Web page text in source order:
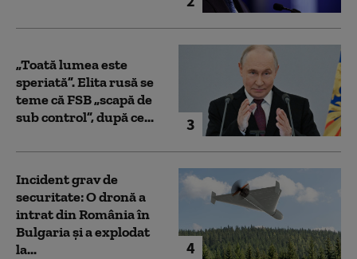
3
„Toată lumea este
speriată”. Elita rusă se
teme că FSB „scapă de
sub control”, după ce...
4
Incident grav de
securitate: O dronă a
intrat din România în
Bulgaria şi a explodat
la...